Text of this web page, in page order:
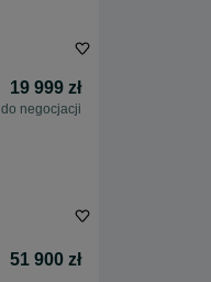
19 999 zł
do negocjacji
51 900 zł